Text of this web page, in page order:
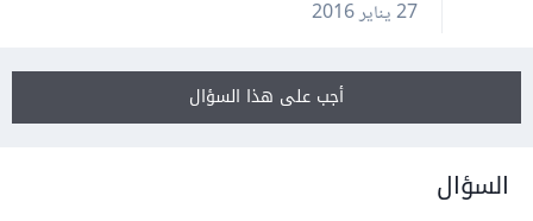
27 يناير 2016
أجب على هذا السؤال
السؤال